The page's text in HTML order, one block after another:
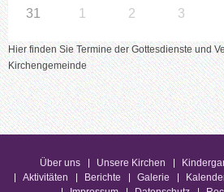
31 1 2 3
Hier finden Sie Termine der Gottesdienste und
Kirchengemeinde
Über uns Unsere Kirchen
Aktivitäten
Berichte Galerie